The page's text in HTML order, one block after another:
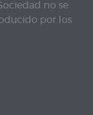
no se
por los